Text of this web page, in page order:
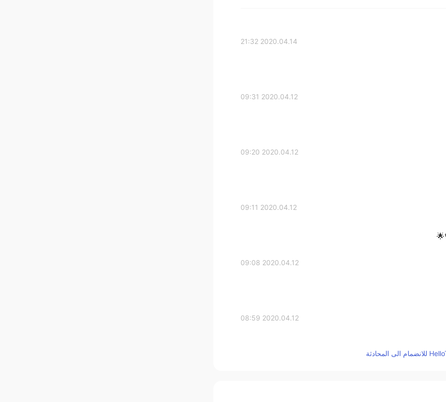
2020.04.14 21:32
2020.04.12 09:31
2020.04.12 09:20
2020.04.12 09:11
2020.04.12 09:08
2020.04.12 08:59